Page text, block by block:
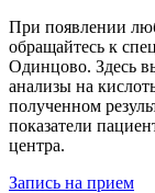
При появлении
обращайтесь к
Одинцово. Здесь
анализы на
полученном
показатели
центра.
Запись на прием